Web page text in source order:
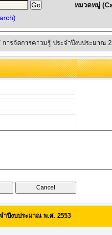
หมวดหมู่
การจัดการคาวมรู้ ประจำปีงบประมาณ
ำปีงบประมาณ พ.ศ. 2553